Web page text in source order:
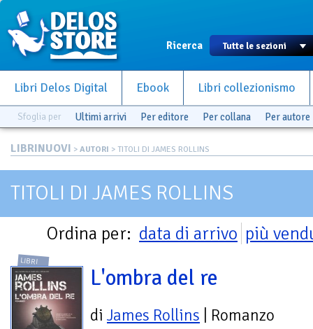
Ricerca
Libri Delos Digital Ebook Libri collezionismo
Sfoglia per Ultimi arrivi Per editore Per collana Per autore
LIBRINUOVI > AUTORI > TITOLI DI JAMES ROLLINS
TITOLI DI JAMES ROLLINS
Ordina per: data di arrivo più
LIBRI
L'ombra del re
di James Rollins | Romanzo